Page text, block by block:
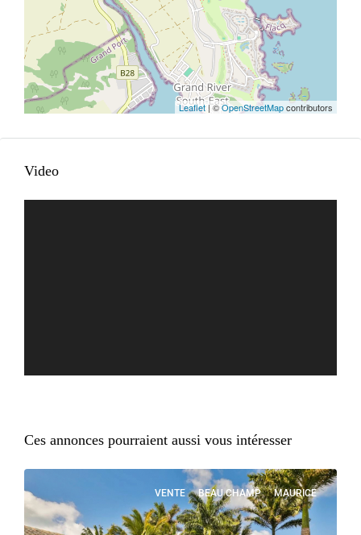
Leaflet | ©OpenStreetMapcontributors
Video
Ces annonces pourraient aussi vous intéresser
VENTE BEAU CHAMP MAURICE